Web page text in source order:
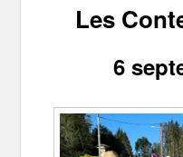
Les
6